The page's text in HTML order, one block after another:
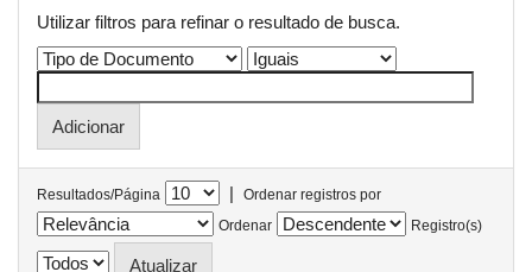
Utilizar filtros para refinar o resultado de busca.
Resultados/Página |
Ordenar registros por
Ordenar
Registro(s)